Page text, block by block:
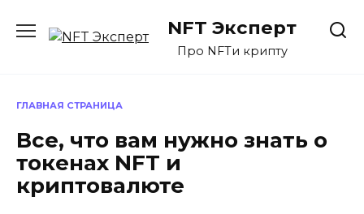
содержанию
NFT Эксперт
Про NFTи крипту
ГЛАВНАЯ СТРАНИЦА
Все, что вам нужно знать о
токенах NFT и
криптовалюте